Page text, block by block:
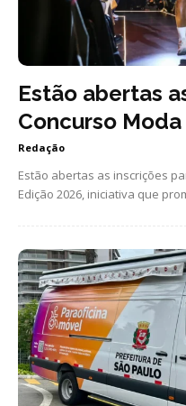
Estão abertas
Concurso
Redação
Estão abertas as inscrições
Edição 2026, iniciativa que